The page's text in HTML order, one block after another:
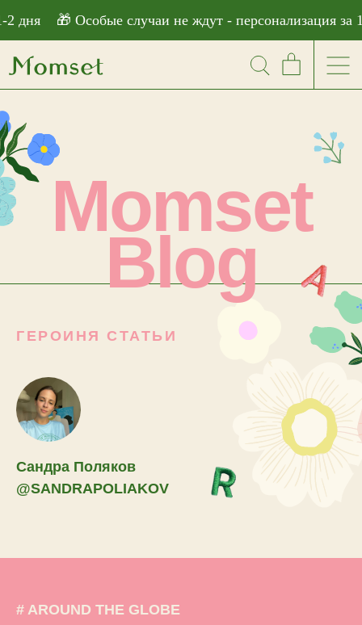
🎁 Особые случаи не ждут - персонализация за 1-2
Momset
Blog
ГЕРОИНЯ СТАТЬИ
Сандра Поляков
@SANDRAPOLIAKOV
# AROUND THE GLOBE